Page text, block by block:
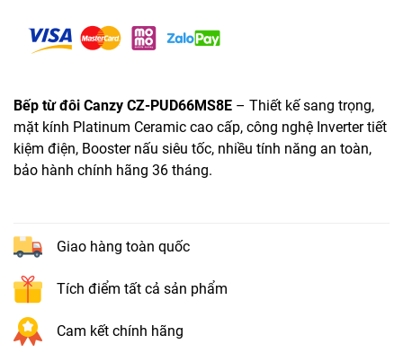
Bếp từ đôi Canzy CZ-PUD66MS8E – Thiết kế sang trọng,
mặt kính Platinum Ceramic cao cấp, công nghệ Inverter tiết
kiệm điện, Booster nấu siêu tốc, nhiều tính năng an toàn,
bảo hành chính hãng 36 tháng.
Giao hàng toàn quốc
Tích điểm tất cả sản phẩm
Cam kết chính hãng